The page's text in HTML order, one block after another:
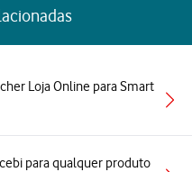
Loja Online para Smart
para qualquer produto